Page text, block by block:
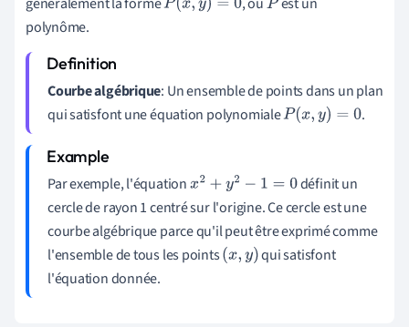
P(x,y)=0 P
polynôme.
Courbe algébrique: Un ensemble de points dans un plan
qui satisfont une équation polynomialeP(x,y)=0 .
Par exemple, l'équationx2+y2−1= 0
définit un
cercle de rayon 1 centré sur l'origine. Ce cercle est une
courbe algébrique parce qu'il peut être exprimé comme
l'ensemble de tous les points(x,y)
qui satisfont
l'équation donnée.